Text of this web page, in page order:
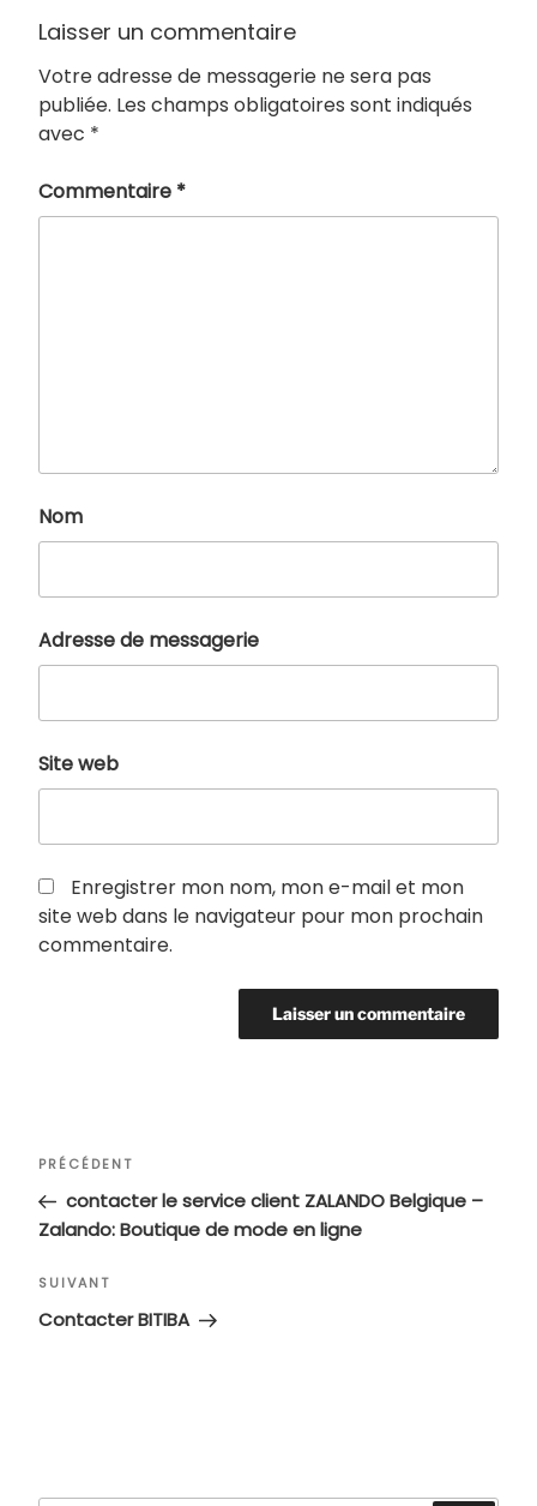
Laisser un commentaire
Votre adresse de messagerie ne sera pas
publiée. Les champs obligatoires sont indiqués
avec *
Commentaire *
Nom
Adresse de messagerie
Site web
Enregistrer mon nom, mon e-mail et mon
site web dans le navigateur pour mon prochain
commentaire.
Navigation
l’article
Article
précédent
PRÉCÉDENT
contacter le service client ZALANDO Belgique –
Zalando: Boutique de mode en ligne
Article
suivant
SUIVANT
Contacter BITIBA